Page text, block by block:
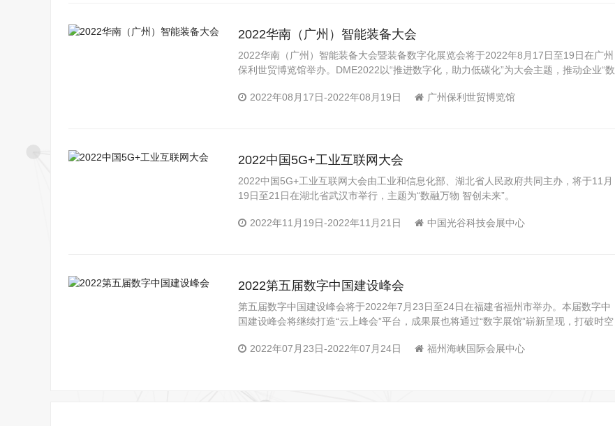
2022华南（广州）智能装备大会
2022华南（广州）智能装备大会暨装备数字化展览会将于2022年8月17日至19日在广州
保利世贸博览馆举办。DME2022以“推进数字化，助力低碳化”为大会主题，推动企业“数
2022年08月17日-2022年08月19日
广州保利世贸博览馆
2022中国5G+工业互联网大会
2022中国5G+工业互联网大会由工业和信息化部、湖北省人民政府共同主办，将于11月
19日至21日在湖北省武汉市举行，主题为“数融万物 智创未来”。
2022年11月19日-2022年11月21日 中国光谷科技会展中心
2022第五届数字中国建设峰会
第五届数字中国建设峰会将于2022年7月23日至24日在福建省福州市举办。本届数字中
国建设峰会将继续打造“云上峰会”平台，成果展也将通过“数字展馆”崭新呈现，打破时空
2022年07月23日-2022年07月24日
福州海峡国际会展中心